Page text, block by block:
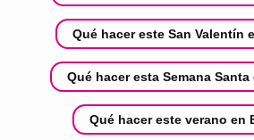
Qué hacer este San Valentín
Qué hacer esta Semana
Qué hacer este verano en